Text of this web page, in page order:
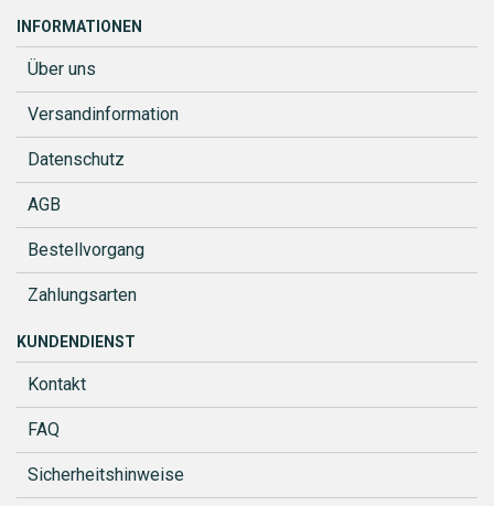
INFORMATIONEN
Über uns
Versandinformation
Datenschutz
AGB
Bestellvorgang
Zahlungsarten
KUNDENDIENST
Kontakt
FAQ
Sicherheitshinweise